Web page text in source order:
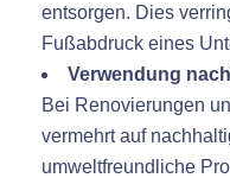
entsorgen. Dies
Fußabdruck eines
Verwendung
Bei Renovierungen
vermehrt auf
umweltfreundliche